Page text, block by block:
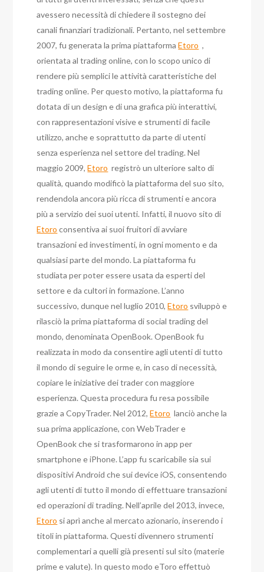
avessero necessità di chiedere il sostegno dei
canali finanziari tradizionali. Pertanto, nel settembre
2007, fu generata la prima piattaformaEtoro ,
orientata al trading online, con lo scopo unico di
rendere più semplici le attività caratteristiche del
trading online. Per questo motivo, la piattaforma fu
dotata di un design e di una grafica più interattivi,
con rappresentazioni visive e strumenti di facile
utilizzo, anche e soprattutto da parte di utenti
senza esperienza nel settore del trading. Nel
maggio 2009,Etoro registrò un ulteriore salto di
qualità, quando modificò la piattaforma del suo sito,
rendendola ancora più ricca di strumenti e ancora
più a servizio dei suoi utenti. Infatti, il nuovo sito di
Etoro consentiva ai suoi fruitori di avviare
transazioni ed investimenti, in ogni momento e da
qualsiasi parte del mondo. La piattaforma fu
studiata per poter essere usata da esperti del
settore e da cultori in formazione. L’anno
successivo, dunque nel luglio 2010,Etoro sviluppò e
rilasciò la prima piattaforma di social trading del
mondo, denominata OpenBook. OpenBook fu
realizzata in modo da consentire agli utenti di tutto
il mondo di seguire le orme e, in caso di necessità,
copiare le iniziative dei trader con maggiore
esperienza. Questa procedura fu resa possibile
grazie a CopyTrader. Nel 2012,Etoro lanciò anche la
sua prima applicazione, con WebTrader e
OpenBook che si trasformarono in app per
smartphone e iPhone. L’app fu scaricabile sia sui
dispositivi Android che sui device iOS, consentendo
agli utenti di tutto il mondo di effettuare transazioni
ed operazioni di trading. Nell’aprile del 2013, invece,
Etoro si aprì anche al mercato azionario, inserendo i
titoli in piattaforma. Questi divennero strumenti
complementari a quelli già presenti sul sito (materie
prime e valute). In questo modo eToro effettuò